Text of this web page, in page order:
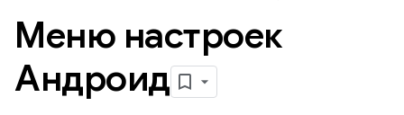
Меню настроек
Андроид